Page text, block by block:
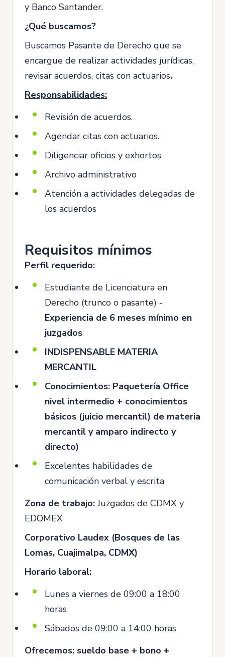
y Banco Santander.
¿Qué buscamos?
Buscamos Pasante de Derecho que se
encargue de realizar actividades jurídicas,
revisar acuerdos, citas con actuarios.
Responsabilidades:
Revisión de acuerdos.
Agendar citas con actuarios.
Diligenciar oficios y exhortos
Archivo administrativo
Atención a actividades delegadas de
los acuerdos
Requisitos mínimos
Perfil requerido:
Estudiante de Licenciatura en
Derecho (trunco o pasante) -
Experiencia de 6 meses mínimo en
juzgados
INDISPENSABLE MATERIA
MERCANTIL
Conocimientos: Paquetería Office
nivel intermedio + conocimientos
básicos (juicio mercantil) de materia
mercantil y amparo indirecto y
directo)
Excelentes habilidades de
comunicación verbal y escrita
Zona de trabajo:Juzgados de CDMX y
EDOMEX
Corporativo Laudex (Bosques de las
Lomas, Cuajimalpa, CDMX)
Horario laboral:
Lunes a viernes de 09:00 a 18:00
horas
Sábados de 09:00 a 14:00 horas
Ofrecemos: sueldo base + bono +